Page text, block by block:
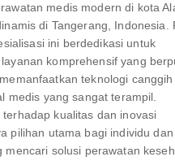
medis modern di kota
di Tangerang, Indonesia.
ini berdedikasi untuk
komprehensif yang
teknologi canggih
medis yang sangat terampil.
terhadap kualitas dan inovasi
pilihan utama bagi individu dan
mencari solusi perawatan